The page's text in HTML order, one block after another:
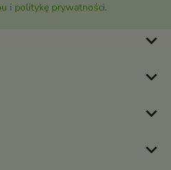
i politykę prywatności.
keyboard_arrow_down
keyboard_arrow_down
keyboard_arrow_down
keyboard_arrow_down